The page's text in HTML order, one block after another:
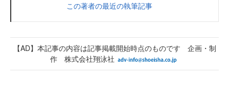
この著者の最近の執筆記事
【AD】本記事の内容は記事掲載開始時点のものです 企画・制
作 株式会社翔泳社